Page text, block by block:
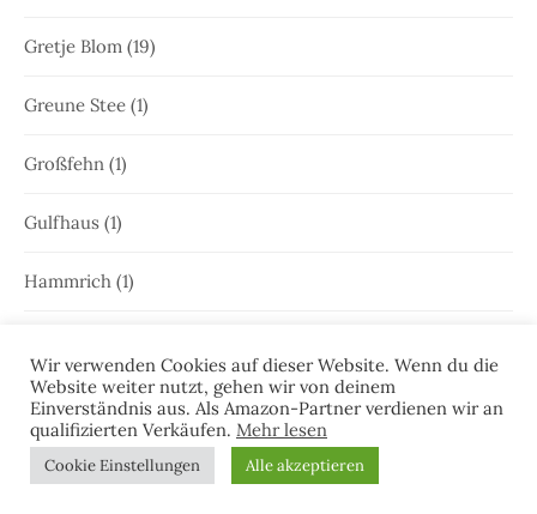
Gretje Blom (19)
Greune Stee (1)
Großfehn (1)
Gulfhaus (1)
Hammrich (1)
Harlesiel(9)
Hauke Holjansen (5)
Wir verwenden Cookies auf dieser Website. Wenn du die
Website weiter nutzt, gehen wir von deinem
Einverständnis aus. Als Amazon-Partner verdienen wir an
qualifizierten Verkäufen. Mehr lesen
Cookie Einstellungen Alle akzeptieren